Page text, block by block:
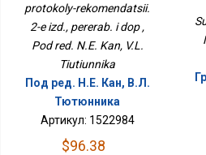
Перераб. И Доп
protokoly-rekomendatsii.
2-e izd., pererab. i dop ,
Pod red. N.E. Kan, V.L.
Tiutiunnika
Под ред. Н.Е. Кан, В.Л.
Тютюнника
Артикул: 1522984
$96.38